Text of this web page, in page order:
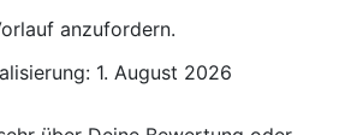
anzufordern.
1. August 2026